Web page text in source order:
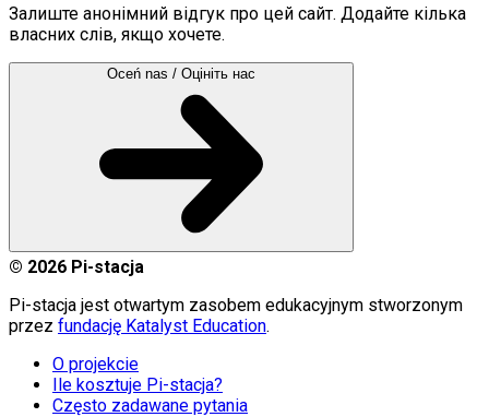
Залиште анонімний відгук про цей сайт. Додайте кілька
власних слів, якщо хочете.
Oceń nas / Оцініть нас
© 2026 Pi-stacja
Pi-stacja jest otwartym zasobem edukacyjnym stworzonym
przez fundację Katalyst Education.
O projekcie
Ile kosztuje Pi-stacja?
Często zadawane pytania